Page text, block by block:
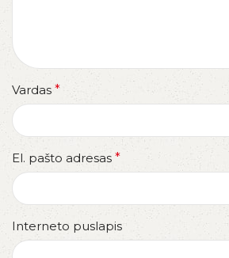
Vardas *
El. pašto adresas *
Interneto puslapis